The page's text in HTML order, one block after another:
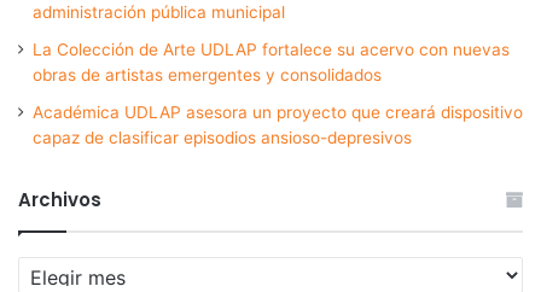
administración pública municipal
La Colección de Arte UDLAP fortalece su acervo con nuevas
obras de artistas emergentes y consolidados
Académica UDLAP asesora un proyecto que creará dispositivo
capaz de clasificar episodios ansioso-depresivos
Archivos
Archivos